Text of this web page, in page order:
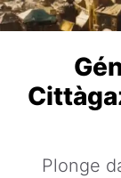
Plonge